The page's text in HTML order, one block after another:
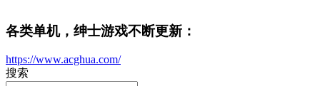
各类单机，绅士游戏不断更新：
https://www.acghua.com/
搜索